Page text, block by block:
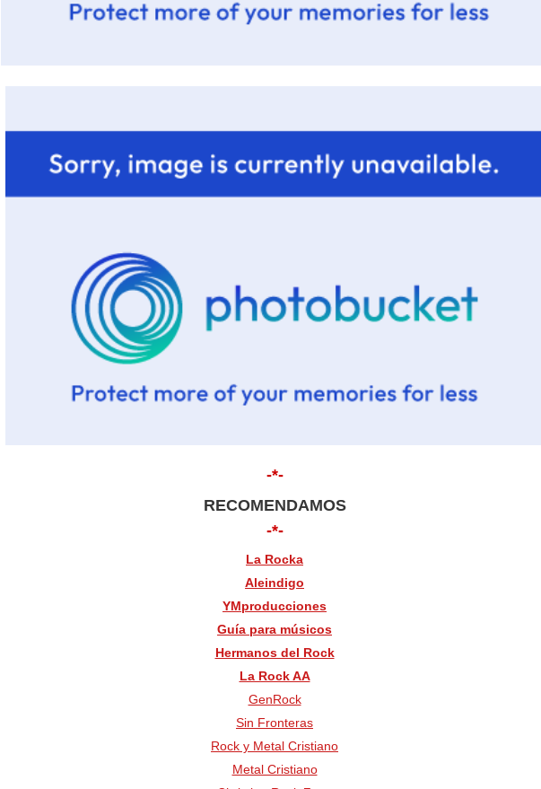
-*-
RECOMENDAMOS
-*-
La Rocka
Aleindigo
YMproducciones
Guía para músicos
Hermanos del Rock
La Rock AA
GenRock
Sin Fronteras
Rock y Metal Cristiano
Metal Cristiano